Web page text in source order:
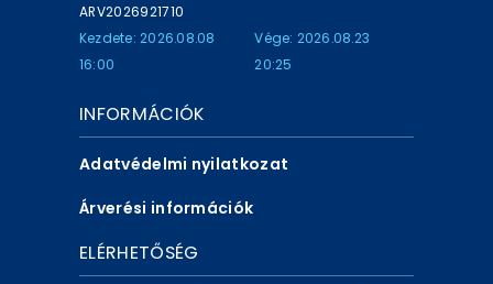
ARV2026921710
Kezdete: 2026.08.08
16:00
Vége: 2026.08.23
20:25
INFORMÁCIÓK
Adatvédelmi nyilatkozat
Árverési információk
ELÉRHETŐSÉG